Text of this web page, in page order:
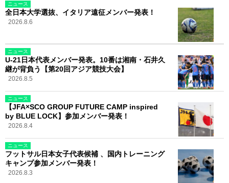
ニュース
全日本大学選抜、イタリア遠征メンバー発表！
2026.8.6
ニュース
U-21日本代表メンバー発表。10番は湘南・石井久
継が背負う【第20回アジア競技大会】
2026.8.5
ニュース
【JFA×SCO GROUP FUTURE CAMP inspired
by BLUE LOCK】参加メンバー発表！
2026.8.4
ニュース
フットサル日本女子代表候補 、国内トレーニング
キャンプ参加メンバー発表！
2026.8.3